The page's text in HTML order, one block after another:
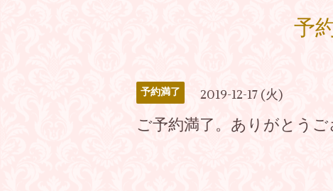
予
予約満了 2019-12-17 (火)
ご予約満了。ありがとう